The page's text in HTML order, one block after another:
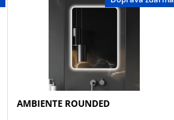
AMBIENTE ROUNDED